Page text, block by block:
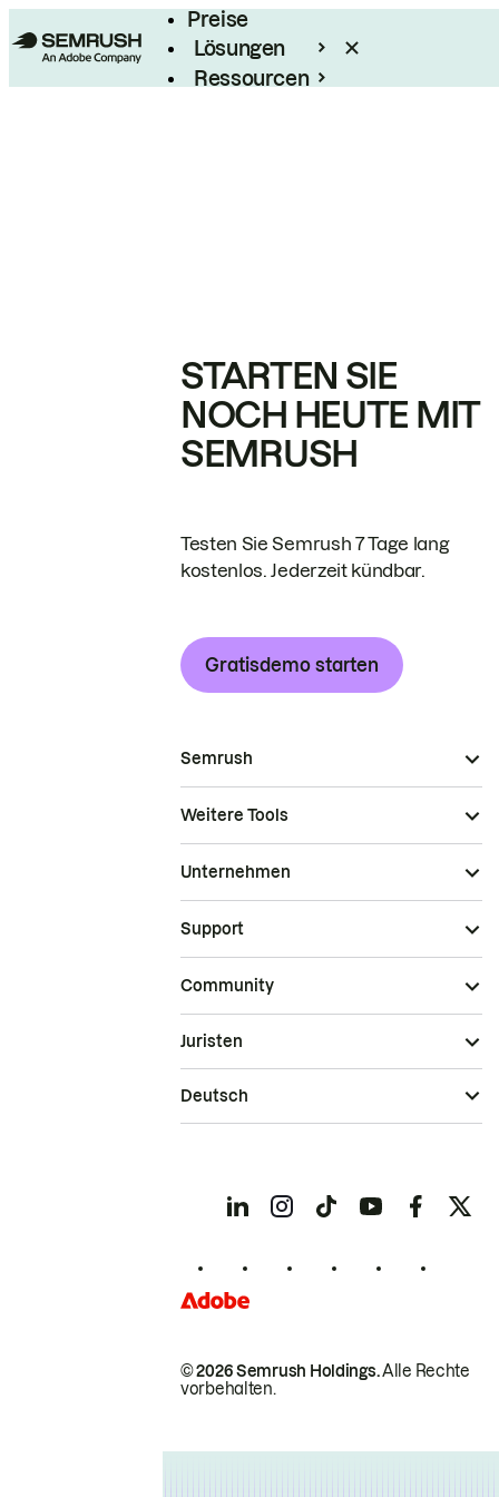
Preise
Lösungen
Ressourcen
STARTEN SIE
NOCH HEUTE MIT
SEMRUSH
Testen Sie Semrush 7 Tage lang
kostenlos. Jederzeit kündbar.
Gratisdemo starten
Semrush
Weitere Tools
Unternehmen
Support
Community
© 2026 Semrush Holdings.Alle Rechte
vorbehalten.
Juristen
Deutsch